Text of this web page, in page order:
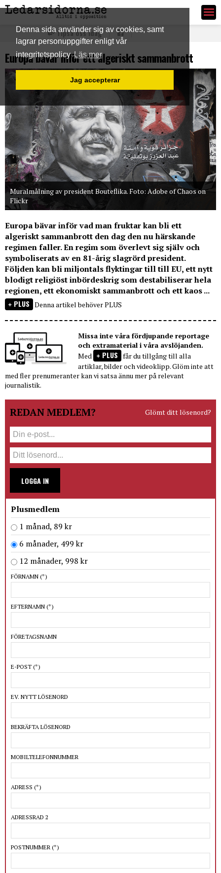
Denna sida använder sig av cookies, samt
lagrar personuppgifter enligt vår
integritetspolicyLäs mer
Jag accepterar
Ledarsidorna.se
Tipsa oss idag
Europa bävar inför ett algeriskt sammanbrott
Muralmålning av president Bouteflika. Foto: Adobe of Chaos on
Flickr
Europa bävar inför vad man fruktar kan bli ett
algeriskt sammanbrott den dag den nu härskande
regimen faller. En regim som överlevt sig själv och
symboliserats av en 81-årig slagrörd president.
Följden kan bli miljontals flyktingar till till EU, ett nytt
blodigt religiöst inbördeskrig som destabiliserar hela
regionen, ett ekonomiskt sammanbrott och ett kaos ...
PLUS Denna artikel behöver PLUS
Missa inte våra fördjupande reportage
och extramaterial i våra avslöjanden.
Med
PLUS får du tillgång till alla
artiklar, bilder och videoklipp. Glöm inte att
med fler prenumeranter kan vi satsa ännu mer på relevant
journalistik.
REDAN MEDLEM? Glömt ditt lösenord?
LOGGA IN
Plusmedlem
1 månad, 89 kr
6 månader, 499 kr
12 månader, 998 kr
FÖRNAMN (*)
EFTERNAMN (*)
FÖRETAGSNAMN
E-POST (*)
EV. NYTT LÖSENORD
BEKRÄFTA LÖSENORD
MOBILTELEFONNUMMER
ADRESS (*)
ADRESSRAD 2
POSTNUMMER (*)